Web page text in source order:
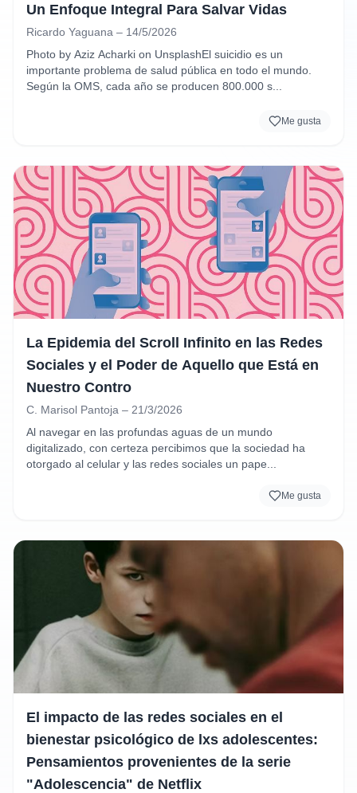
Un Enfoque Integral Para Salvar Vidas
Ricardo Yaguana – 14/5/2026
Photo by Aziz Acharki on UnsplashEl suicidio es un
importante problema de salud pública en todo el mundo.
Según la OMS, cada año se producen 800.000 s...
Me gusta
La Epidemia del Scroll Infinito en las Redes
Sociales y el Poder de Aquello que Está en
Nuestro Contro
C. Marisol Pantoja – 21/3/2026
Al navegar en las profundas aguas de un mundo
digitalizado, con certeza percibimos que la sociedad ha
otorgado al celular y las redes sociales un pape...
Me gusta
El impacto de las redes sociales en el
bienestar psicológico de lxs adolescentes:
Pensamientos provenientes de la serie
"Adolescencia" de Netflix